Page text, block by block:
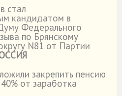
стал
кандидатом в
Федерального
по Брянскому
N81 от Партии
закрепить пенсию
от заработка